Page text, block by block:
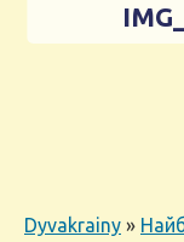
Dyvakrainy »